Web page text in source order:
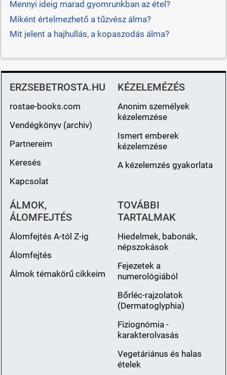
Mennyi ideig marad gyomrunkban az étel?
Miként értelmezhető a tűzvész álma?
Mit jelent a hajhullás, a kopaszodás álma?
ERZSEBETROSTA.HU
rostae-books.com
Vendégkönyv (archiv)
Partnereim
Keresés
Kapcsolat
KÉZELEMÉZÉS
Anonim személyek
kézelemzése
Ismert emberek
kézelemzése
A kézelemzés gyakorlata
ÁLMOK,
ÁLOMFEJTÉS
Álomfejtés A-tól Z-ig
Álomfejtés
Álmok témakörű cikkeim
TOVÁBBI
TARTALMAK
Hiedelmek, babonák,
népszokások
Fejezetek a
numerológiából
Bőrléc-rajzolatok
(Dermatoglyphia)
Fiziognómia -
karakterolvasás
Vegetáriánus és halas
ételek